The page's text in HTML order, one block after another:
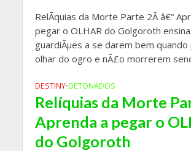
RelÃ­quias da Morte Parte 2Â â€“
pegar o OLHAR do Golgoroth
guardiÃµes a se darem bem
olhar do ogro e nÃ£o morrerem
DESTINY•DETONADOS
Relíquias da Morte
Aprenda a pegar o
do Golgoroth